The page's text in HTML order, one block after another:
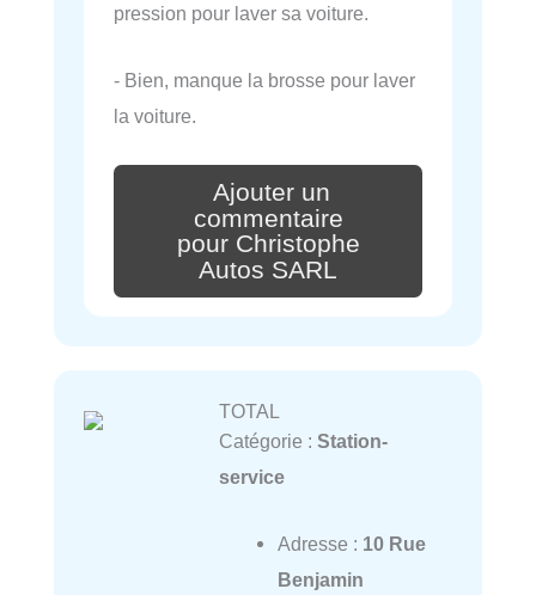
pression pour laver sa voiture.
- Bien, manque la brosse pour laver
la voiture.
Ajouter un
commentaire
pour Christophe
Autos SARL
TOTAL
Catégorie : Station-
service
Adresse : 10 Rue
Benjamin